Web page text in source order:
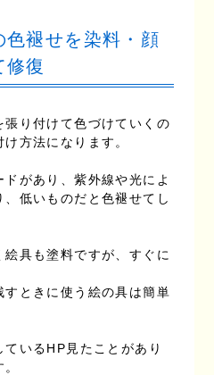
色褪せを染料・顔
修復
り付けて色づけていくの
方法になります。
があり、紫外線や光によ
低いものだと色褪せてし
具も塗料ですが、すぐに
ときに使う絵の具は簡単
いるHP見たことがあり